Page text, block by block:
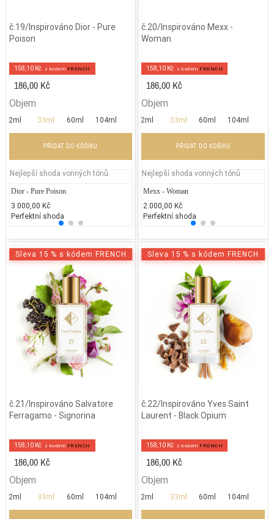
č.19/Inspirováno Dior - Pure
Poison
158,10 Kč z kodem FRENCH
186,00 Kč
Objem
2ml 33ml 60ml 104ml
PŘIDAT DO KOŠÍKU
Nejlepší shoda vonných tónů
Dior - Pure Poison
3.000,00 Kč
Perfektní shoda
Chanel - Gabrielle
3.049,59 Kč
25% běžných vonných tónů
č.20/Inspirováno Mexx -
Woman
158,10 Kč z kodem FRENCH
186,00 Kč
Objem
2ml 33ml 60ml 104ml
PŘIDAT DO KOŠÍKU
Nejlepší shoda vonných tónů
Mexx - Woman
2.000,00 Kč
Perfektní shoda
Sleva 15 % s kódem FRENCH
č.21/Inspirováno Salvatore
Ferragamo - Signorina
158,10 Kč z kodem FRENCH
186,00 Kč
Objem
2ml 33ml 60ml 104ml
Sleva 15 % s kódem FRENCH
č.22/Inspirováno Yves Saint
Laurent - Black Opium
158,10 Kč z kodem FRENCH
186,00 Kč
Objem
2ml 33ml 60ml 104ml